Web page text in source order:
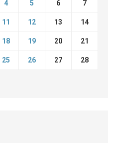
4 5 6 7
11 12 13 14
18 19 20 21
25 26 27 28